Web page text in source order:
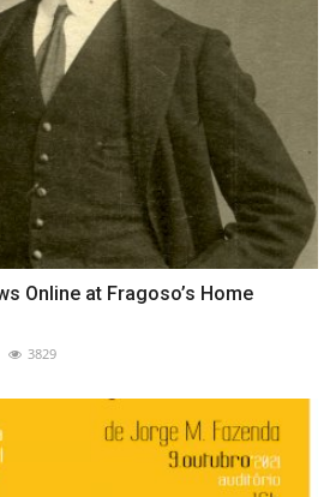
Online at Fragoso’s Home
3829